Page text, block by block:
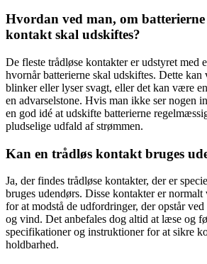
Hvordan ved man, om
kontakt skal udskiftes?
De fleste trådløse kontakter er udstyret med
hvornår batterierne skal udskiftes. Dette
blinker eller lyser svagt, eller det kan være
en advarselstone. Hvis man ikke ser nogen
en god idé at udskifte batterierne
pludselige udfald af strømmen.
Kan en trådløs kontakt bruges
Ja, der findes trådløse kontakter, der er
bruges udendørs. Disse kontakter er
for at modstå de udfordringer, der opstår
og vind. Det anbefales dog altid at læse og
specifikationer og instruktioner for at sikre
holdbarhed.